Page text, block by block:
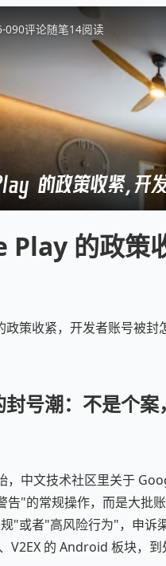
090评论随笔14阅读
的政策收紧，开
Play 的政策
政策收紧，开发者账号被封
号潮：不是个案
，中文技术社区里关于
告"的常规操作，而是大批
"或者"高风险行为"，申诉
的 Android 板块，到